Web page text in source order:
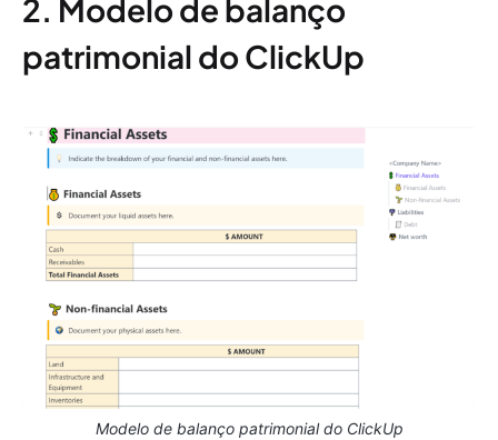
2. Modelo de balanço
patrimonial do ClickUp
Modelo de balanço patrimonial do ClickUp